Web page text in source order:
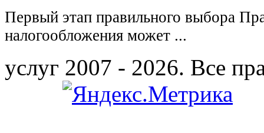
Первый этап правильного выбора
налогообложения может ...
услуг 2007 - 2026. Все